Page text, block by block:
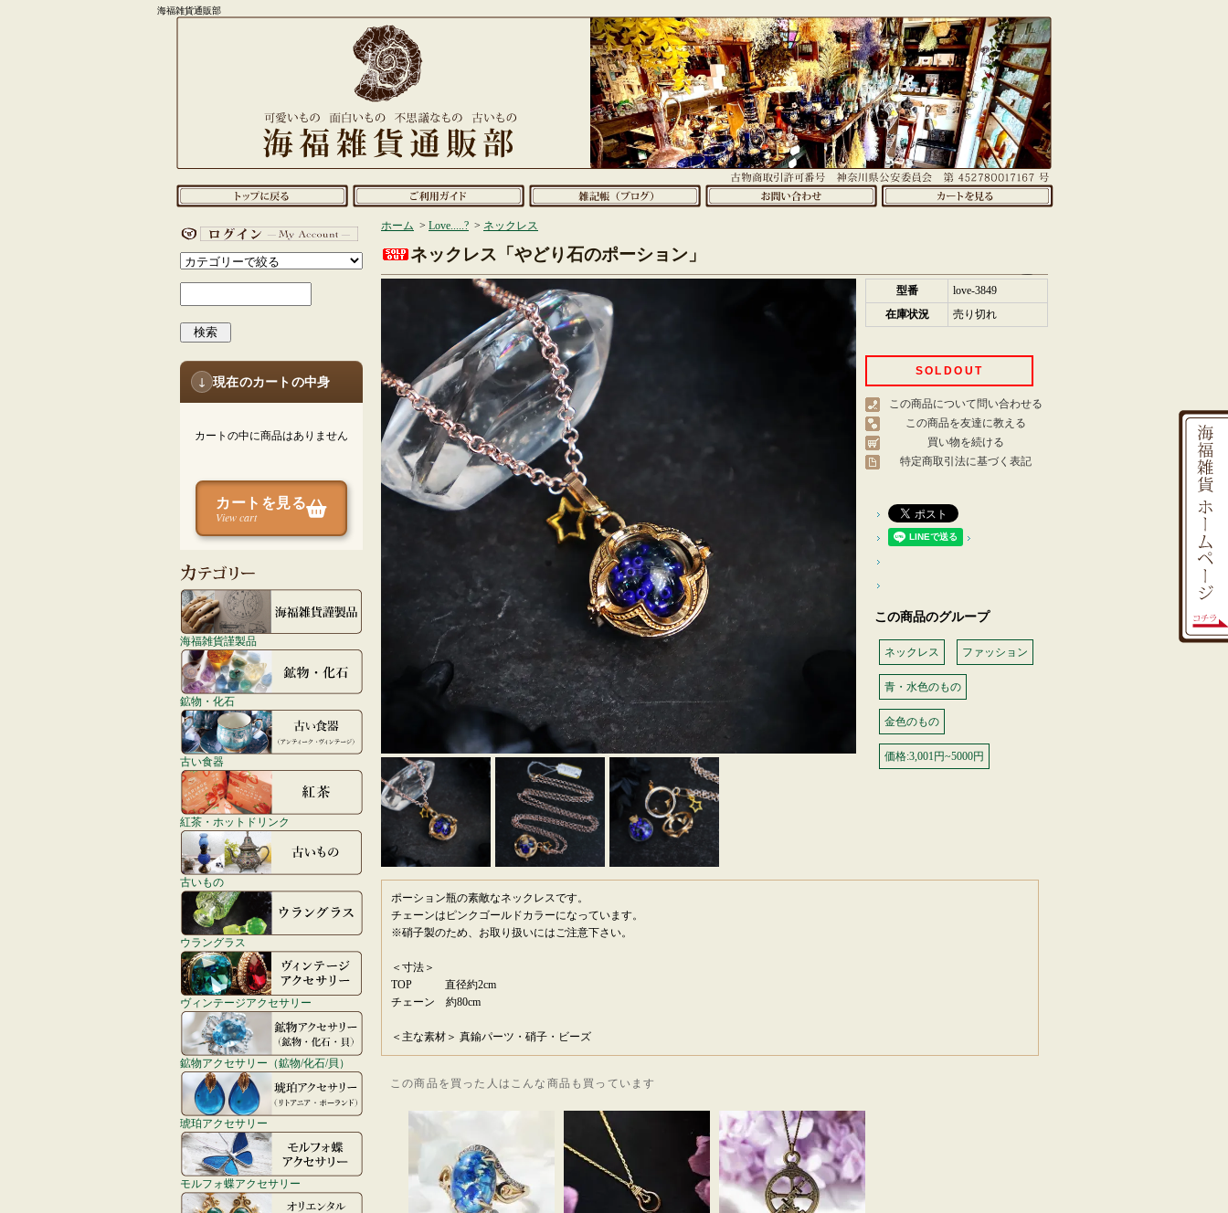
海福雑貨通販部
検索
↓ 現在のカートの中身
カートの中に商品はありません
カートを見る
View cart
海福雑貨謹製品
鉱物・化石
古い食器
紅茶・ホットドリンク
古いもの
ウラングラス
ヴィンテージアクセサリー
鉱物アクセサリー（鉱物/化石/貝）
琥珀アクセサリー
モルフォ蝶アクセサリー
ホーム > Love.....? > ネックレス
ネックレス「やどり石のポーション」
型番
love-3849
在庫状況
売り切れ
SOLDOUT
この商品について問い合わせる
この商品を友達に教える
買い物を続ける
特定商取引法に基づく表記
この商品のグループ
ネックレス ファッション
青・水色のもの
金色のもの
価格:3,001円~5000円
ポーション瓶の素敵なネックレスです。
チェーンはピンクゴールドカラーになっています。
※硝子製のため、お取り扱いにはご注意下さい。
＜寸法＞
TOP 直径約2cm
チェーン 約80cm
＜主な素材＞ 真鍮パーツ・硝子・ビーズ
この商品を買った人はこんな商品も買っています